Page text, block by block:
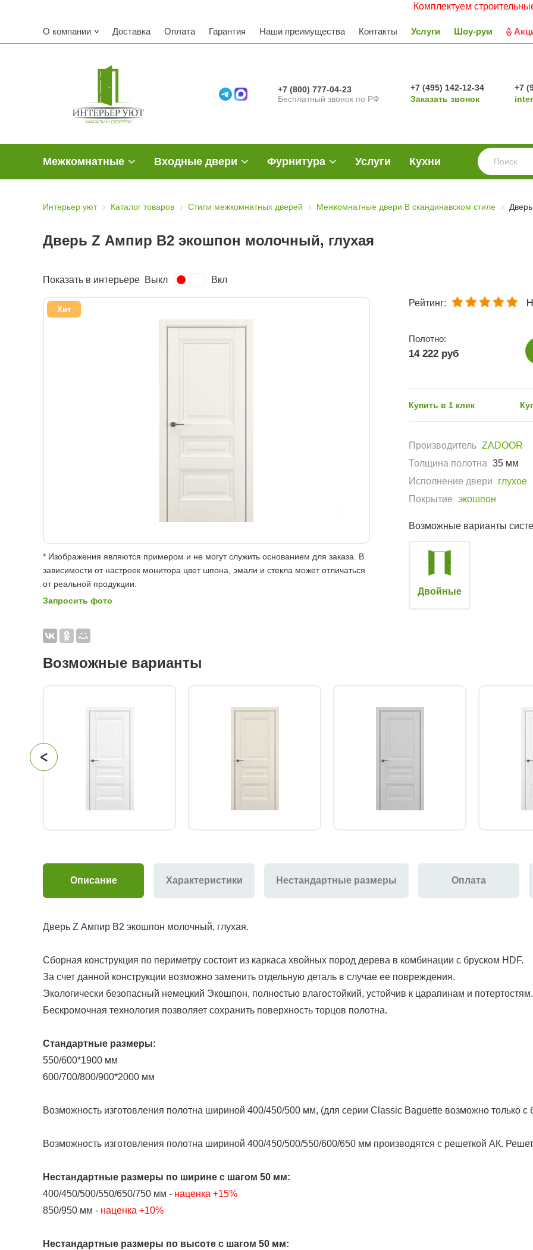
Комплектуем строительные
О компании Доставка Оплата Гарантия Наши преимущества Контакты Услуги Шоу-рум
+7 (800) 777-04-23
Бесплатный звонок по РФ
+7 (495) 142-12-34
Заказать звонок
+7
Межкомнатные Входные двери Фурнитура Услуги Кухни
Интерьер уют Каталог товаров Стили межкомнатных дверей Межкомнатные двери В скандинавском стиле
Дверь Z Ампир В2 экошпон молочный, глухая
Показать в интерьере Выкл Вкл
Хит
* Изображения являются примером и не могут служить основанием для заказа. В
зависимости от настроек монитора цвет шпона, эмали и стекла может отличаться
от реальной продукции.
Запросить фото
Рейтинг:
Полотно:
14 222 руб
Купить в 1 клик
Производитель ZADOOR
Толщина полотна 35 мм
Исполнение двери
глухое
Покрытие экошпон
Возможные варианты
Двойные
Возможные варианты
Описание Характеристики Нестандартные размеры Оплата
Дверь Z Ампир В2 экошпон молочный, глухая.
Сборная конструкция по периметру состоит из каркаса хвойных пород дерева в комбинации с бруском HDF.
За счет данной конструкции возможно заменить отдельную деталь в случае ее повреждения.
Экологически безопасный немецкий Экошпон, полностью влагостойкий, устойчив к царапинам и потертостям.
Бескромочная технология позволяет сохранить поверхность торцов полотна.
Стандартные размеры:
550/600*1900 мм
600/700/800/900*2000 мм
Возможность изготовления полотна шириной 400/450/500 мм, (для серии Classic Baguette возможно только с
Возможность изготовления полотна шириной 400/450/500/550/600/650 мм производятся с решеткой АК.
Нестандартные размеры по ширине с шагом 50 мм:
400/450/500/550/650/750 мм - наценка +15%
850/950 мм - наценка +10%
Нестандартные размеры по высоте с шагом 50 мм: